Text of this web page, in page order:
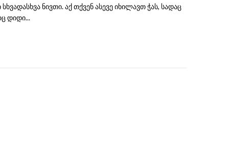
ნივთი. აქ თქვენ ასევე იხილავთ ჭას, სადაც
დიდი...